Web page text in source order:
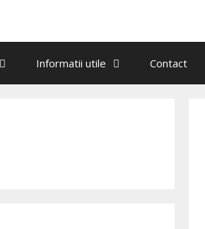
Informatii utile Contact